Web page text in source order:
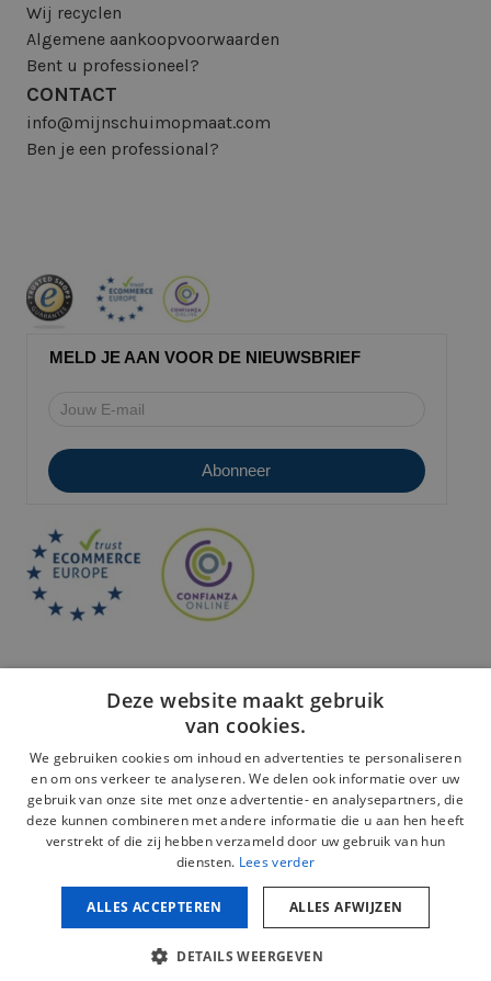
Wij recyclen
Algemene aankoopvoorwaarden
Bent u professioneel?
CONTACT
info@mijnschuimopmaat.com
Ben je een professional?
MELD JE AAN VOOR DE NIEUWSBRIEF
Veilige betaling:
Juridische kennisgeving
Deze website maakt gebruik
van cookies.
We gebruiken cookies om inhoud en advertenties te personaliseren
en om ons verkeer te analyseren. We delen ook informatie over uw
gebruik van onze site met onze advertentie- en analysepartners, die
deze kunnen combineren met andere informatie die u aan hen heeft
verstrekt of die zij hebben verzameld door uw gebruik van hun
diensten. Lees verder
ALLES ACCEPTEREN ALLES AFWIJZEN
DETAILS WEERGEVEN